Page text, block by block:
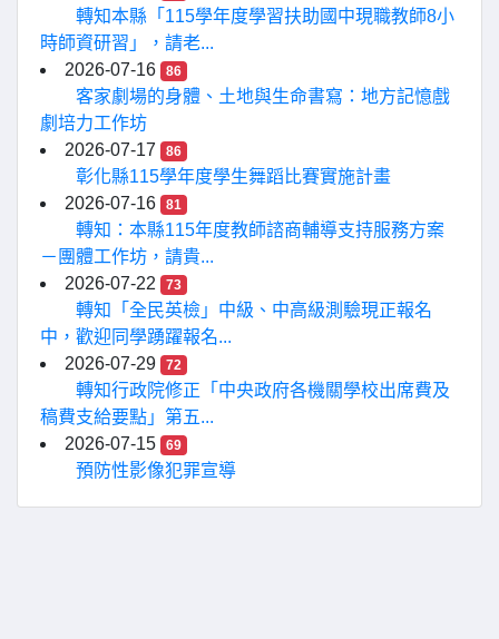
轉知本縣「115學年度學習扶助國中現職教師8小
時師資研習」，請老...
2026-07-16
86
客家劇場的身體、土地與生命書寫：地方記憶戲
劇培力工作坊
2026-07-17
86
彰化縣115學年度學生舞蹈比賽實施計畫
2026-07-16
81
轉知：本縣115年度教師諮商輔導支持服務方案
－團體工作坊，請貴...
2026-07-22
73
轉知「全民英檢」中級、中高級測驗現正報名
中，歡迎同學踴躍報名...
2026-07-29
72
轉知行政院修正「中央政府各機關學校出席費及
稿費支給要點」第五...
2026-07-15
69
預防性影像犯罪宣導